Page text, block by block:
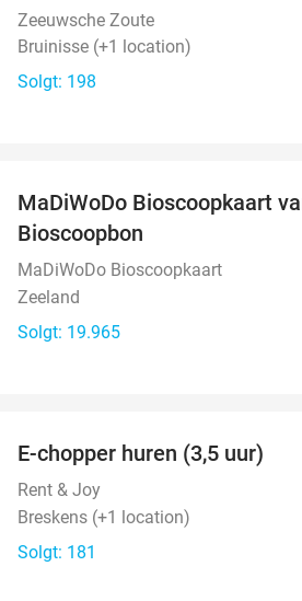
Zeeuwsche Zoute
Bruinisse (+1 location)
Solgt: 198
MaDiWoDo Bioscoopkaart
Bioscoopbon
MaDiWoDo Bioscoopkaart
Zeeland
Solgt: 19.965
E-chopper huren (3,5 uur)
Rent & Joy
Breskens (+1 location)
Solgt: 181